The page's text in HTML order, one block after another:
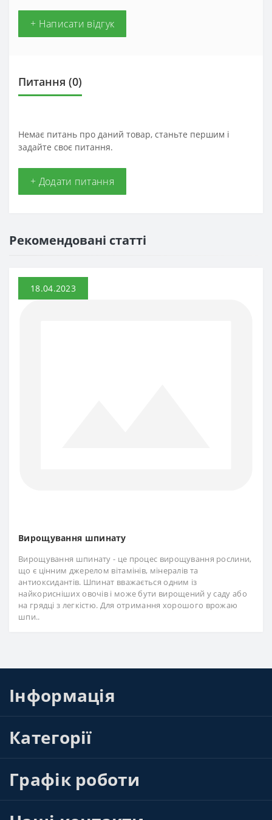
+ Написати відгук
Питання (0)
Немає питань про даний товар, станьте першим і
задайте своє питання.
+ Додати питання
Рекомендовані статті
18.04.2023
Вирощування шпинату
Вирощування шпинату - це процес вирощування рослини,
що є цінним джерелом вітамінів, мінералів та
антиоксидантів. Шпинат вважається одним із
найкорисніших овочів і може бути вирощений у саду або
на грядці з легкістю. Для отримання хорошого врожаю
шпи..
Інформація
Категорії
Графік роботи